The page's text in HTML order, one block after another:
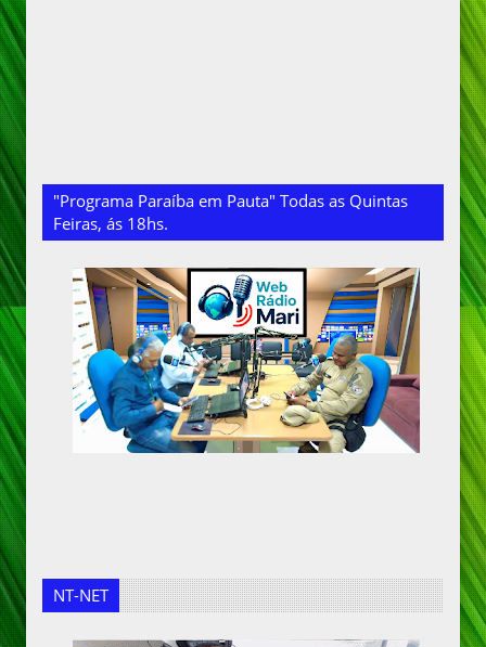
"Programa Paraíba em Pauta" Todas as Quintas
Feiras, ás 18hs.
NT-NET